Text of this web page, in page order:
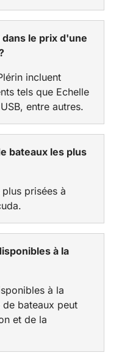
le prix d'une
incluent
tels que Echelle
entre autres.
bateaux les plus
prisées à
à la
à la
bateaux peut
et de la